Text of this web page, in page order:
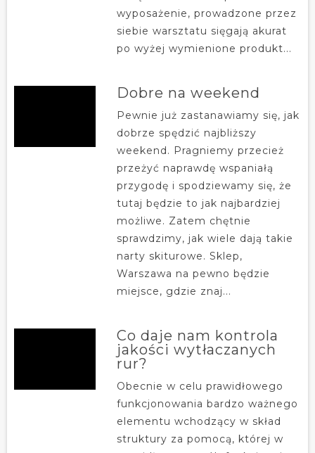
wyposażenie, prowadzone przez
siebie warsztatu sięgają akurat
po wyżej wymienione produkt...
Dobre na weekend
Pewnie już zastanawiamy się, jak
dobrze spędzić najbliższy
weekend. Pragniemy przecież
przeżyć naprawdę wspaniałą
przygodę i spodziewamy się, że
tutaj będzie to jak najbardziej
możliwe. Zatem chętnie
sprawdzimy, jak wiele dają takie
narty skiturowe. Sklep,
Warszawa na pewno będzie
miejsce, gdzie znaj...
Co daje nam kontrola
jakości wytłaczanych
rur?
Obecnie w celu prawidłowego
funkcjonowania bardzo ważnego
elementu wchodzący w skład
struktury za pomocą, której w